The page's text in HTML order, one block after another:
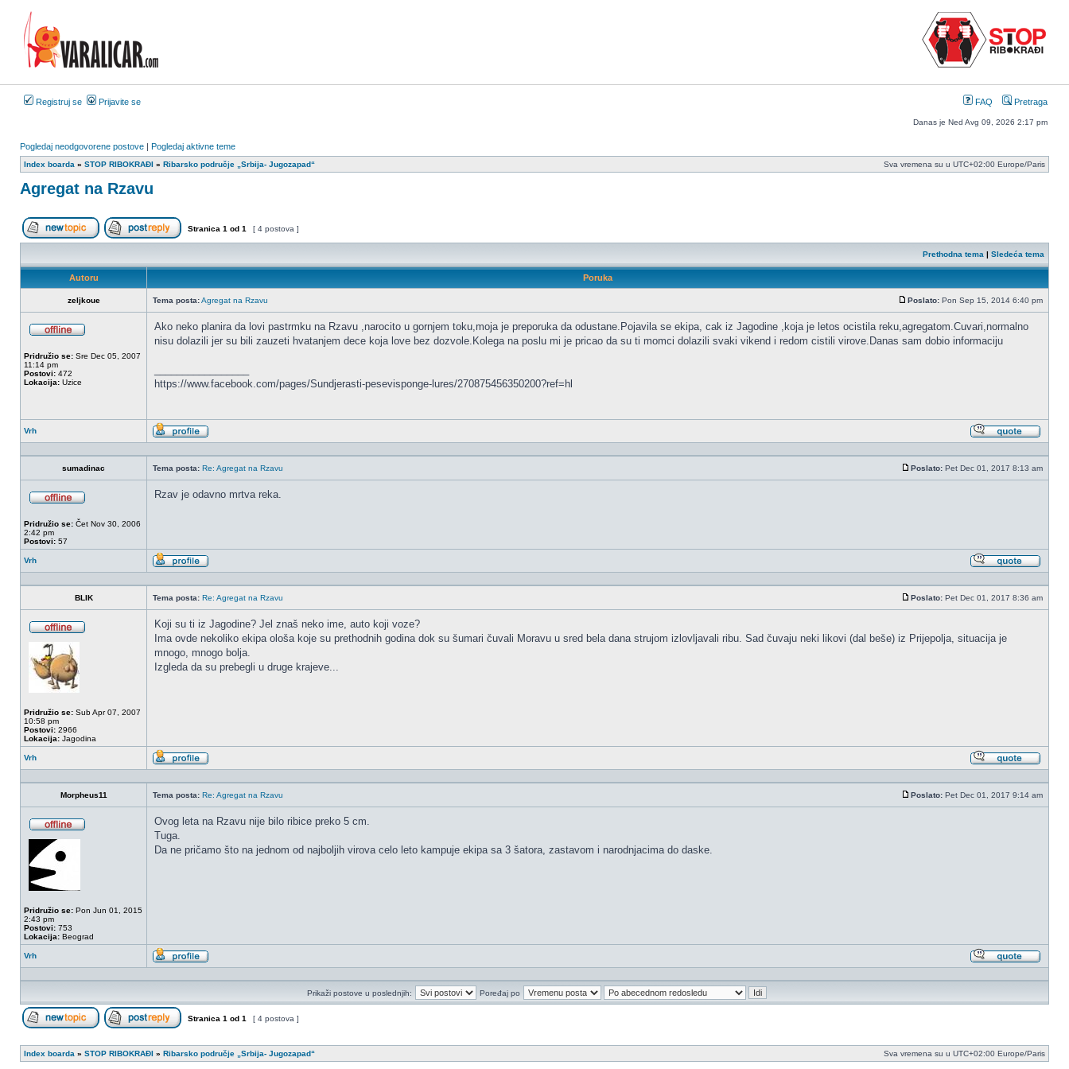
Registruj se Prijavite se FAQ Pretraga
Danas je Ned Avg 09, 2026 2:17 pm
Pogledaj neodgovorene postove | Pogledaj aktivne teme
Index boarda » STOP RIBOKRAĐI » Ribarsko područje „Srbija- Jugozapad“ Sva vremena su u UTC+02:00 Europe/Paris
Agregat na Rzavu
Započni novu temu Odgovori na temu
Stranica 1 od 1 [ 4 postova ]
Prethodna tema | Sledeća tema
Autoru Poruka
zeljkoue Tema posta:Agregat na Rzavu
Poslato: Pon Sep 15, 2014 6:40 pm
Pridružio se: Sre Dec 05, 2007
11:14 pm
Postovi: 472
Lokacija: Uzice
Ako neko planira da lovi pastrmku na Rzavu ,narocito u gornjem toku,moja je preporuka da odustane.Pojavila se ekipa, cak iz Jagodine ,koja je letos ocistila reku,agregatom.Cuvari,normalno
nisu dolazili jer su bili zauzeti hvatanjem dece koja love bez dozvole.Kolega na poslu mi je pricao da su ti momci dolazili svaki vikend i redom cistili virove.Danas sam dobio informaciju
https://www.facebook.com/pages/Sundjerasti-pesevisponge-lures/270875456350200?ref=hl
Vrh
Profil
sumadinac
Tema posta: Re: Agregat na Rzavu
Poslato: Pet Dec 01, 2017 8:13 am
Pridružio se: Čet Nov 30, 2006
2:42 pm
Postovi: 57
Rzav je odavno mrtva reka.
Vrh
Profil
BLIK
Tema posta: Re: Agregat na Rzavu
Poslato: Pet Dec 01, 2017 8:36 am
Pridružio se: Sub Apr 07, 2007
10:58 pm
Postovi: 2966
Lokacija: Jagodina
Koji su ti iz Jagodine? Jel znaš neko ime, auto koji voze?
Ima ovde nekoliko ekipa ološa koje su prethodnih godina dok su šumari čuvali Moravu u sred bela dana strujom izlovljavali ribu. Sad čuvaju neki likovi (dal beše) iz Prijepolja, situacija je
mnogo, mnogo bolja.
Izgleda da su prebegli u druge krajeve...
Vrh
Profil
Morpheus11
Tema posta: Re: Agregat na Rzavu
Poslato: Pet Dec 01, 2017 9:14 am
Pridružio se: Pon Jun 01, 2015
2:43 pm
Postovi: 753
Lokacija: Beograd
Ovog leta na Rzavu nije bilo ribice preko 5 cm.
Tuga.
Da ne pričamo što na jednom od najboljih virova celo leto kampuje ekipa sa 3 šatora, zastavom i narodnjacima do daske.
Vrh
Profil
Prikaži postove u poslednjih:
Poređaj po
Stranica 1 od 1 [ 4 postova ]
Index boarda » STOP RIBOKRAĐI » Ribarsko područje „Srbija- Jugozapad“ Sva vremena su u UTC+02:00 Europe/Paris